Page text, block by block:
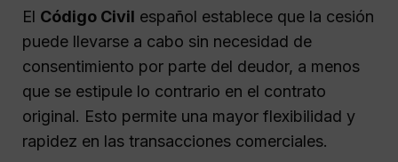
El Código Civil español establece que la cesión
puede llevarse a cabo sin necesidad de
consentimiento por parte del deudor, a menos
que se estipule lo contrario en el contrato
original. Esto permite una mayor flexibilidad y
rapidez en las transacciones comerciales.